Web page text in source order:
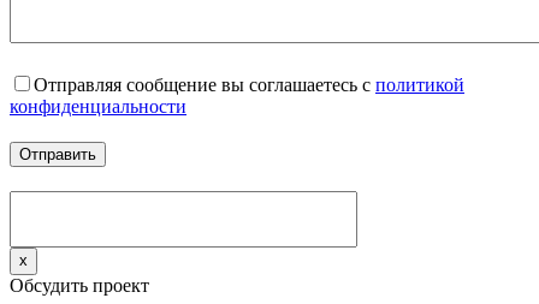
Отправляя сообщение вы соглашаетесь с политикой
конфиденциальности
x
Обсудить проект